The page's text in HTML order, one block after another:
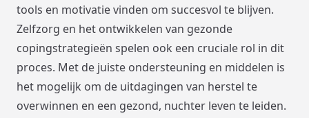
tools en motivatie vinden om succesvol te blijven.
Zelfzorg en het ontwikkelen van gezonde
copingstrategieën spelen ook een cruciale rol in dit
proces. Met de juiste ondersteuning en middelen is
het mogelijk om de uitdagingen van herstel te
overwinnen en een gezond, nuchter leven te leiden.